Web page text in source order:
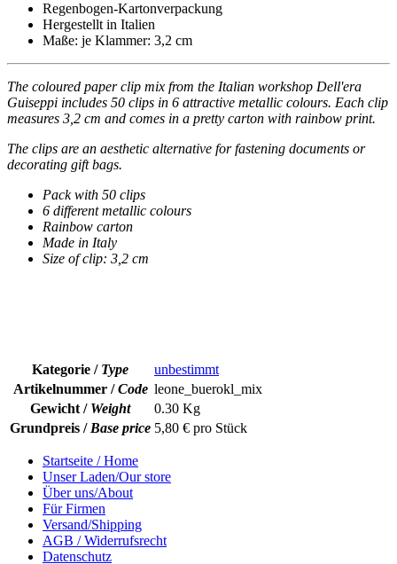
Regenbogen-Kartonverpackung
Hergestellt in Italien
Maße: je Klammer: 3,2 cm
The coloured paper clip mix from the Italian workshop Dell'era
Guiseppi includes 50 clips in 6 attractive metallic colours. Each clip
measures 3,2 cm and comes in a pretty carton with rainbow print.
The clips are an aesthetic alternative for fastening documents or
decorating gift bags.
Pack with 50 clips
6 different metallic colours
Rainbow carton
Made in Italy
Size of clip: 3,2 cm
Kategorie / Type
unbestimmt
Artikelnummer /Code leone_buerokl_mix
Gewicht / Weight
0.30 Kg
Grundpreis / Base price 5,80 € pro Stück
Startseite / Home
Unser Laden/Our store
Über uns/About
Für Firmen
Versand/Shipping
AGB / Widerrufsrecht
Datenschutz